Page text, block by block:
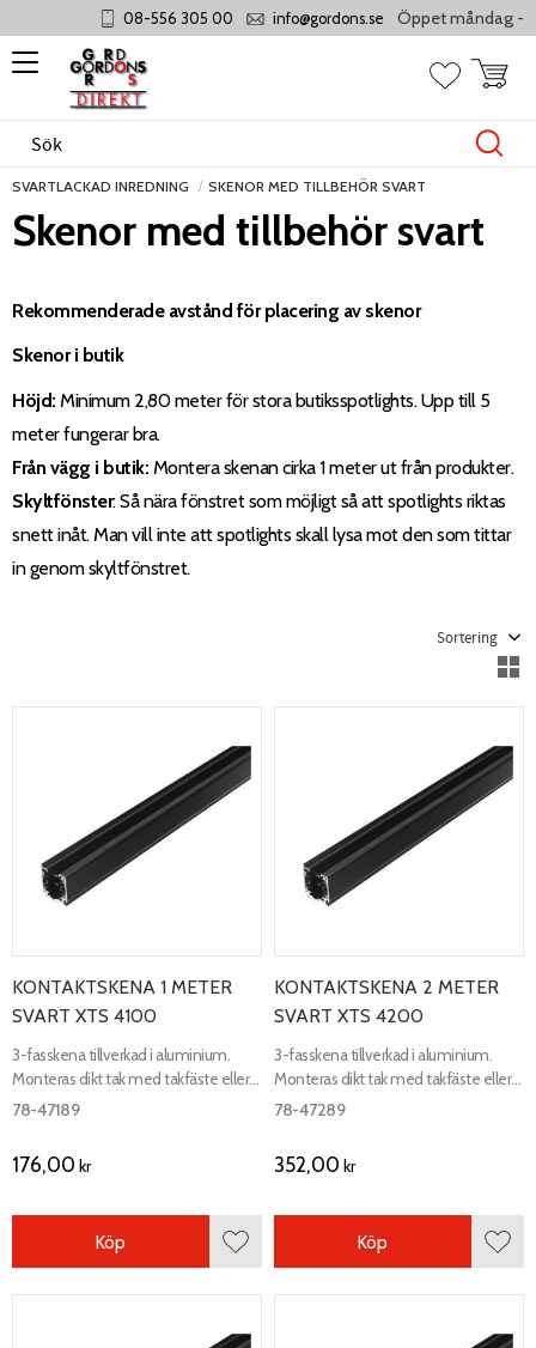
Meny
08-556 305 00 info@gordons.se Öppet måndag -
Favoriter
SVARTLACKAD INREDNING SKENOR MED TILLBEHÖR SVART
Skenor med tillbehör svart
Rekommenderade avstånd för placering av skenor
Skenor i butik
Höjd: Minimum 2,80 meter för stora butiksspotlights. Upp till 5
meter fungerar bra.
Från vägg i butik: Montera skenan cirka 1 meter ut från produkter.
Skyltfönster: Så nära fönstret som möjligt så att spotlights riktas
snett inåt. Man vill inte att spotlights skall lysa mot den som tittar
in genom skyltfönstret.
KONTAKTSKENA 1 METER
SVART XTS 4100
3-fasskena tillverkad i aluminium.
Monteras dikt tak med takfäste eller
med wirependling minst 2.2 meter
78-47189
176,00 kr
Lägg till i favoriter
Köp
KONTAKTSKENA 2 METER
SVART XTS 4200
3-fasskena tillverkad i aluminium.
Monteras dikt tak med takfäste eller
med wirependling minst 2.2 meter
78-47289
352,00 kr
Köp